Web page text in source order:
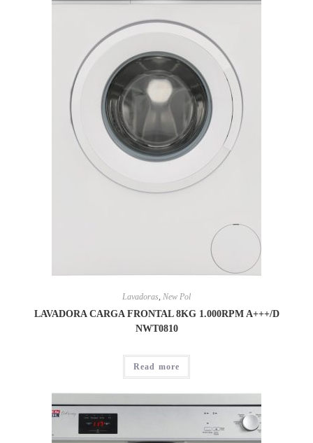
Lavadoras, New Pol
LAVADORA CARGA FRONTAL 8KG 1.000RPM A+++/D
NWT0810
Read more